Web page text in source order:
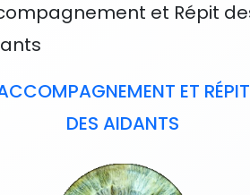
ET RÉPIT
DES AIDANTS